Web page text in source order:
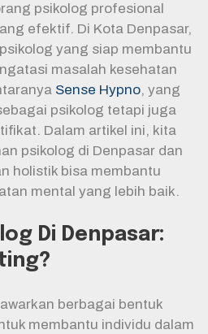
psikolog profesional
efektif. Di Kota Denpasar,
yang siap membantu
masalah kesehatan
Sense Hypno, yang
psikolog tetapi juga
Dalam artikel ini, kita
psikolog di Denpasar dan
holistik bisa membantu
mental yang lebih baik.
Di Denpasar:
berbagai bentuk
membantu individu dalam